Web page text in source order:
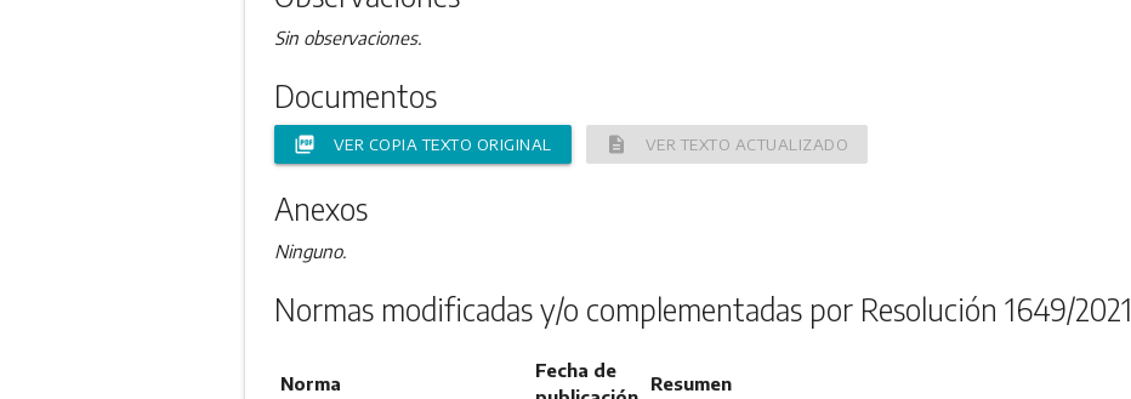
Sin observaciones.
Documentos
picture_as_pdf VER COPIA TEXTO ORIGINAL description VER TEXTO ACTUALIZADO
Anexos
Ninguno.
Normas modificadas y/o complementadas por Resolución 1649/2021
Norma
Fecha de
Resumen